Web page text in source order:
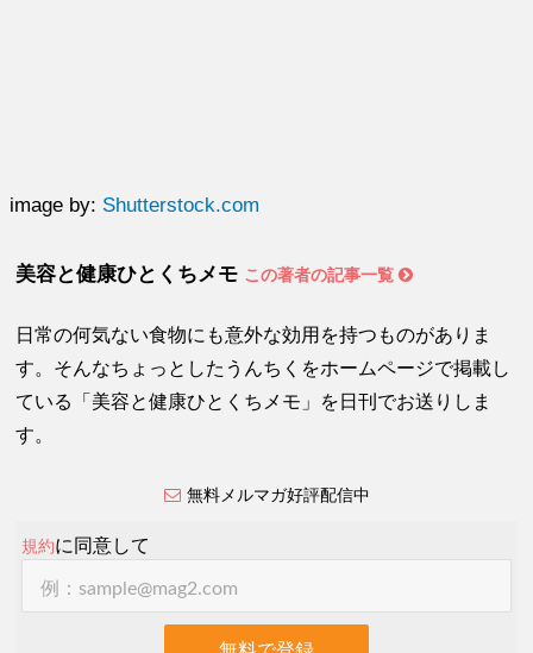
image by: Shutterstock.com
美容と健康ひとくちメモ この著者の記事一覧
日常の何気ない食物にも意外な効用を持つものがありま
す。そんなちょっとしたうんちくをホームページで掲載し
ている「美容と健康ひとくちメモ」を日刊でお送りしま
す。
無料メルマガ好評配信中
規約に同意して